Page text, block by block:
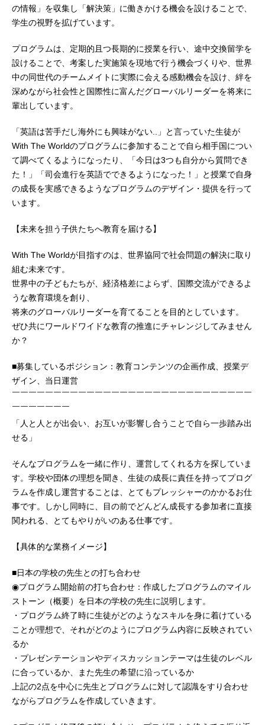
の情報」を収集し「解決策」に働きかける機会を設けることで、
学生の視野を拡げています。
プログラムは、定期的且つ長期的に授業を行い、途中交換留学を
設けることで、考案した実施策を現地で行う機会づくりや、世界
中の同世代のチームメイトに実際に会える感動機会を設け、絆を
深めながら社会性と国際性に富んだグローバルリーダーを将来に
輩出しています。
「英語は苦手だし海外にも興味がない..」と言っていた生徒が
With The Worldのプログラムに参加することで自ら相手国につい
て調べてくるようになったり、「今日は3つも自分から質問でき
た！」「司会進行を英語でできるようになった！」と授業で自身
の成長を実感できるようなプログラムのデザイン・提供を行って
います。
【未来を担う子供たちへ教育を届ける】
With The Worldが目指すのは、世界協同で社会問題の解決に取り
組む未来です。
世界中の子どもたちが、経済格差によらず、国際交流ができるよ
うな教育環境を創り、
将来のグローバルリーダーを育てることを目的としています。
ぜひ共にワールドワイドな教育の推進にチャレンジしてみません
か？
■募集しているポジション：教育コンテンツの企画作成、授業デ
ザイン、当日運営
￣￣￣￣￣￣￣￣￣￣￣￣￣￣￣￣￣￣￣￣￣￣￣￣￣￣￣￣￣
￣￣￣￣￣￣￣
「人と人とが出会い、お互いが影響し合うことで自ら一歩踏み出
せる」
そんなプログラムを一緒に作り、運営してくれる方を探していま
す。学校や団体の理想を聞き、生徒の成長に責任を持ってプログ
ラムを作成し運営することは、とてもプレッシャーのかかるお仕
事です。しかし同時に、目の前でどんどん成長する参加者に直接
関われる、とてもやりがいのある仕事です。
【具体的な業務イメージ】
■日本の学校の先生との打ち合わせ
◉プログラム開始前の打ち合わせ：作成したプログラムのマイル
ストーン（概要）を日本の学校の先生に説明します。
・プログラム終了時に生徒がどのようなスキルを身に着けている
ことが理想で、それがどのようにプログラム内容に反映されてい
るか
・プレゼンテーションやディスカッションテーマは生徒のレベル
に合っているか、また先生の希望に沿っているか
上記の2点を中心に先生とプログラムに対して認識をすり合わせ
ながらプログラムを作成していきます。